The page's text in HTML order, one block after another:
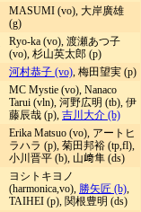
MASUMI (vo), 大岸廣雄
(g)
Ryo-ka (vo), 渡瀬あつ子
(vo), 杉山英太郎 (p)
河村恭子 (vo), 梅田望実 (p)
MC Mystie (vo), Nanaco
Tarui (vln), 河野広明 (tb), 伊
藤辰哉 (p), 吉川大介 (b)
Erika Matsuo (vo), アートヒ
ラハラ (p), 菊田邦裕 (tp,fl),
小川晋平 (b), 山﨑隼 (ds)
ヨシトキヨノ
(harmonica,vo), 勝矢匠 (b),
TAIHEI (p), 関根豊明 (ds)